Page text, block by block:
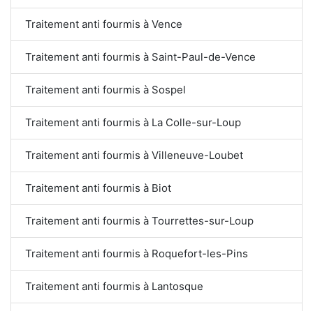
Traitement anti fourmis à Vence
Traitement anti fourmis à Saint-Paul-de-Vence
Traitement anti fourmis à Sospel
Traitement anti fourmis à La Colle-sur-Loup
Traitement anti fourmis à Villeneuve-Loubet
Traitement anti fourmis à Biot
Traitement anti fourmis à Tourrettes-sur-Loup
Traitement anti fourmis à Roquefort-les-Pins
Traitement anti fourmis à Lantosque